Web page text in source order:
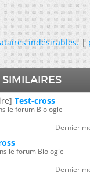
indésirables.|
Test-cross
le forum Biologie
Dernier
le forum Biologie
Dernier